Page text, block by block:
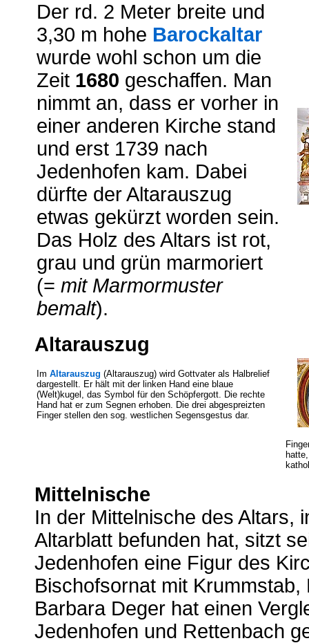
Der rd. 2 Meter breite und
3,30 m hohe Barockaltar
wurde wohl schon um die
Zeit 1680 geschaffen. Man
nimmt an, dass er vorher in
einer anderen Kirche stand
und erst 1739 nach
Jedenhofen kam. Dabei
dürfte der Altarauszug
etwas gekürzt worden sein.
Das Holz des Altars ist rot,
grau und grün marmoriert
(= mit Marmormuster
bemalt).
Altarauszug
Im Altarauszug (Altarauszug) wird Gottvater als Halbrelief
dargestellt. Er hält mit der linken Hand eine blaue
(Welt)kugel, das Symbol für den Schöpfergott. Die rechte
Hand hat er zum Segnen erhoben. Die drei abgespreizten
Finger stellen den sog. westlichen Segensgestus dar.
Mittelnische
In der Mittelnische des Altars,
Altarblatt befunden hat, sitzt
Jedenhofen eine Figur des
Bischofsornat mit
Barbara Deger hat einen
Jedenhofen und Rettenbach